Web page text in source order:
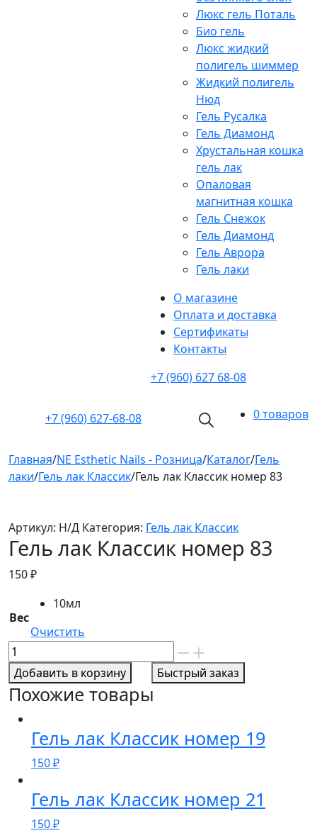
Люкс гель Поталь
Био гель
Люкс жидкий
полигель шиммер
Жидкий полигель
Нюд
Гель Русалка
Гель Диамонд
Хрустальная кошка
гель лак
Опаловая
магнитная кошка
Гель Снежок
Гель Диамонд
Гель Аврора
Гель лаки
О магазине
Оплата и доставка
Cертификаты
Контакты
+7 (960) 627 68-08
+7 (960) 627-68-08 0 товаров
Главная/NE Esthetic Nails - Розница/Каталог/Гель
лаки/Гель лак Классик/Гель лак Классик номер 83
Артикул: Н/Д Категория: Гель лак Классик
Гель лак Классик номер 83
150₽
Вес
10мл
Очистить
Количество
товара
Гель
лак
Классик
номер
Добавить в корзину Быстрый заказ
Похожие товары
Гель лак Классик номер 19
150₽
Гель лак Классик номер 21
150₽